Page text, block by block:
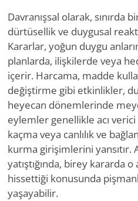
Davranışsal olarak, sınırda
dürtüsellik ve duygusal
Kararlar, yoğun duygu
planlarda, ilişkilerde veya
içerir. Harcama, madde
değiştirme gibi etkinlikler,
heyecan dönemlerinde
eylemler genellikle acı
kaçma veya canlılık ve
kurma girişimlerini yansıtır.
yatıştığında, birey kararda
hissettiği konusunda
yaşayabilir.